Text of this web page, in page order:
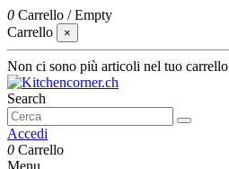
0 Carrello /Empty
Carrello
×
Non ci sono più articoli nel tuo carrello
Search
Accedi
0 Carrello
Menu